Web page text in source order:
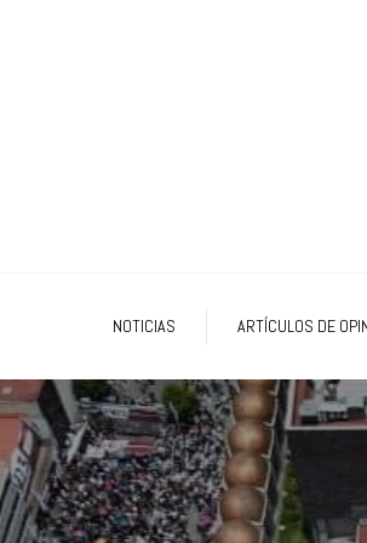
NOTICIAS ARTÍCULOS DE